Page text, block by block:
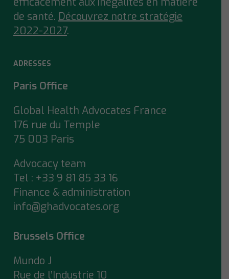
de santé. Découvrez notre stratégie
2022-2027.
ADRESSES
Paris Office
Global Health Advocates France
176 rue du Temple
75 003 Paris
Advocacy team
Tel : +33 9 81 85 33 16
Finance & administration
info@ghadvocates.org
Brussels Office
Mundo J
Rue de l’Industrie 10